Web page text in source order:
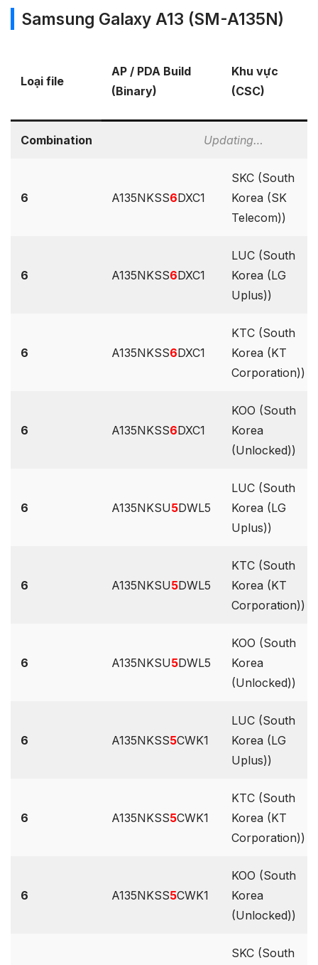
Samsung Galaxy A13 (SM-A135N)
Loại file
AP / PDA Build
(Binary)
Khu vực
(CSC)
Combination Updating…
6 A135NKSS6DXC1
SKC (South
Korea (SK
Telecom))
6 A135NKSS6DXC1
LUC (South
Korea (LG
Uplus))
6 A135NKSS6DXC1
KTC (South
Korea (KT
Corporation))
6 A135NKSS6DXC1
KOO (South
Korea
(Unlocked))
6 A135NKSU5DWL5
LUC (South
Korea (LG
Uplus))
6 A135NKSU5DWL5
KTC (South
Korea (KT
Corporation))
6 A135NKSU5DWL5
KOO (South
Korea
(Unlocked))
6 A135NKSS5CWK1
LUC (South
Korea (LG
Uplus))
6 A135NKSS5CWK1
KTC (South
Korea (KT
Corporation))
6 A135NKSS5CWK1
KOO (South
Korea
(Unlocked))
SKC (South